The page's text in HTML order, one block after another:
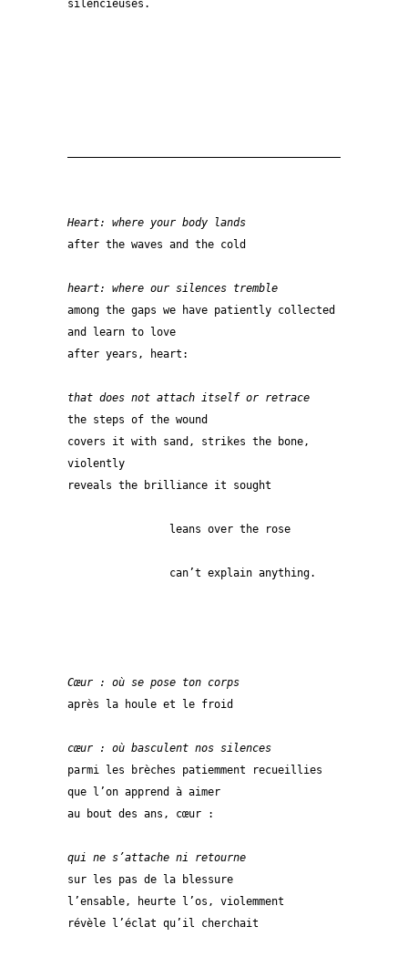
silencieuses.
——————————————————————————————————————————————
Heart: where your body lands
after the waves and the cold
heart: where our silences tremble
among the gaps we have patiently collected
and learn to love
after years, heart:
that does not attach itself or retrace
the steps of the wound
covers it with sand, strikes the bone,
violently
reveals the brilliance it sought
		leans over the rose
		can’t explain anything.
Cœur : où se pose ton corps
après la houle et le froid
cœur : où basculent nos silences
parmi les brèches patiemment recueillies
que l’on apprend à aimer
au bout des ans, cœur :
qui ne s’attache ni retourne
sur les pas de la blessure
l’ensable, heurte l’os, violemment
révèle l’éclat qu’il cherchait